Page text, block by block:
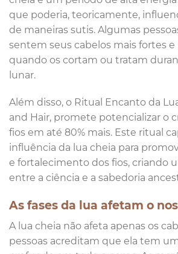
que poderia, teoricamente,
de maneiras sutis. Algumas
sentem seus cabelos mais fortes
quando os cortam ou tratam
lunar.
Além disso, o Ritual Encanto da
and Hair, promete potencializar o
fios em até 80% mais. Este ritual
influência da lua cheia para
e fortalecimento dos fios, criando
entre a ciência e a sabedoria
As fases da lua afetam o
A lua cheia não afeta apenas os
pessoas acreditam que ela tem